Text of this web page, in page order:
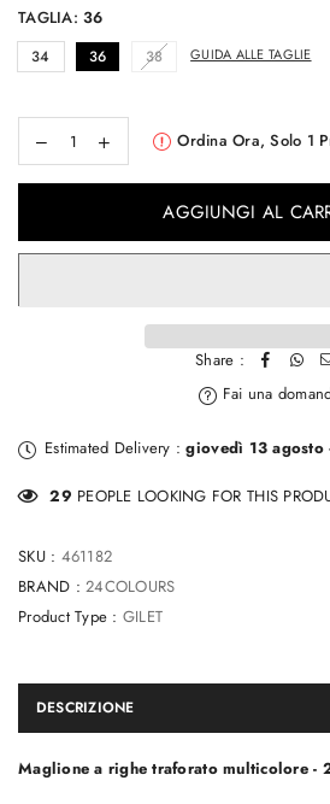
TAGLIA:36
34 36 38 GUIDA ALLE TAGLIE
Ordina Ora, Solo 1
AGGIUNGI AL
Share :
Fai una
Estimated Delivery :giovedì 13 agosto
27PEOPLE LOOKING FOR THIS
SKU : 461182
BRAND :24COLOURS
Product Type : GILET
DESCRIZIONE
Maglione a righe traforato multicolore -